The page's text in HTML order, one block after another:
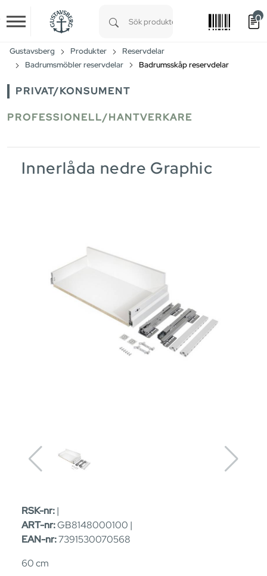
Skip to main content
0
Gustavsberg Produkter
Reservdelar
Badrumsmöbler reservdelar
Badrumsskåp reservdelar
PRIVAT/KONSUMENT
PROFESSIONELL/HANTVERKARE
Innerlåda nedre Graphic
RSK-nr:|
ART-nr:GB8148000100 |
EAN-nr:7391530070568
60 cm